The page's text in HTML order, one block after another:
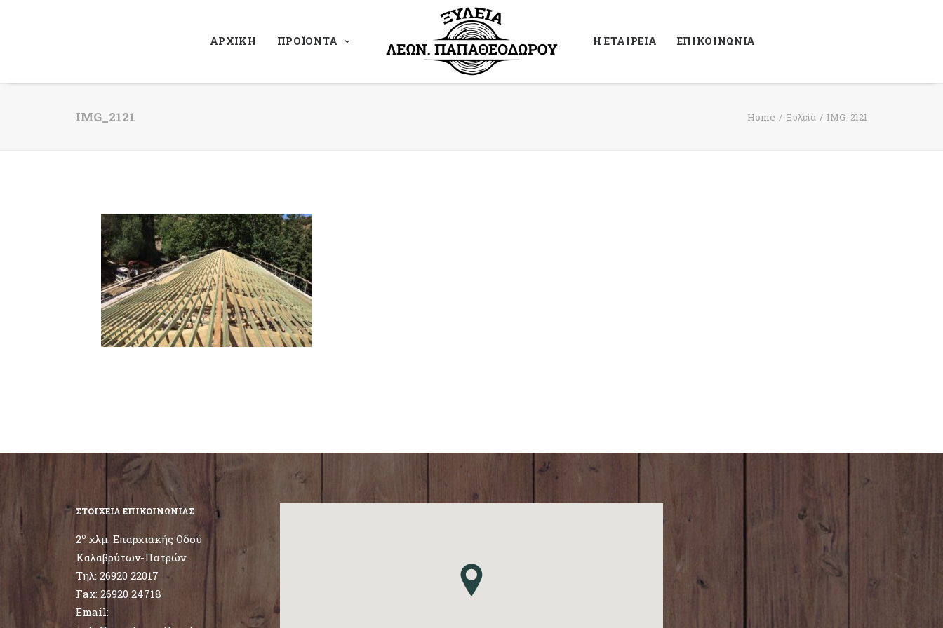
ΑΡΧΙΚΗ ΠΡΟΪΟΝΤΑ Η ΕΤΑΙΡΕΙΑ ΕΠΙΚΟΙΝΩΝΙΑ
IMG_2121 Home Ξυλεία IMG_2121
ΣΤΟΙΧΕΙΑ ΕΠΙΚΟΙΝΩΝΙΑΣ
2ο χλμ. Επαρχιακής Οδού
Καλαβρύτων-Πατρών
Τηλ: 26920 22017
Fax: 26920 24718
Email: